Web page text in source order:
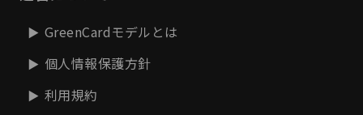
GreenCardモデルとは
個人情報保護方針
利用規約